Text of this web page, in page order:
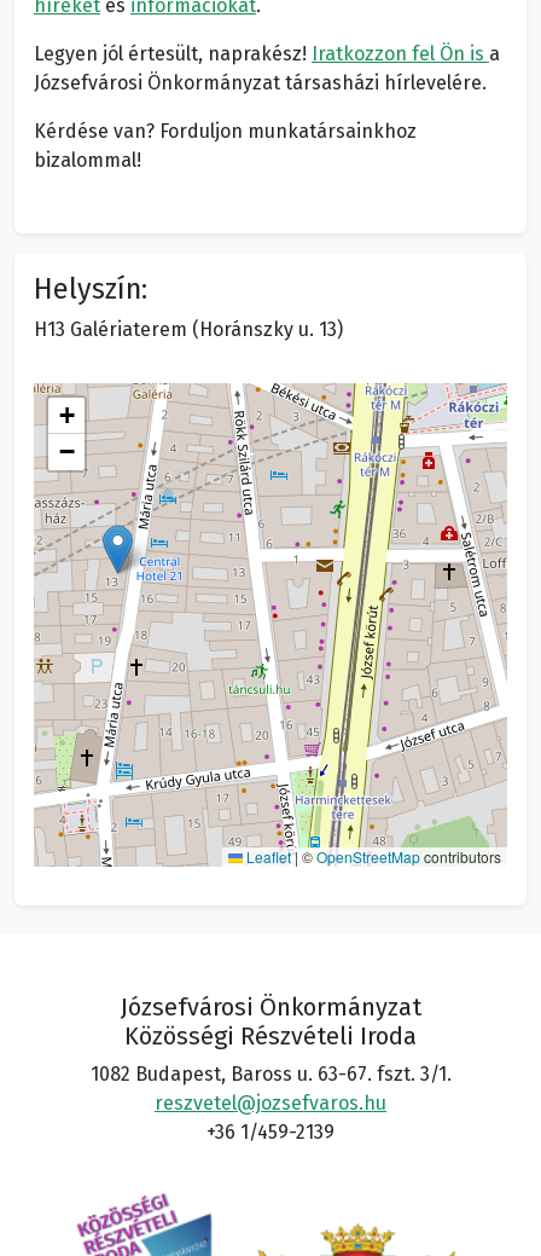
híreket és információkat.
Legyen jól értesült, naprakész! Iratkozzon fel Ön is a
Józsefvárosi Önkormányzat társasházi hírlevelére.
Kérdése van? Forduljon munkatársainkhoz
bizalommal!
Helyszín:
H13 Galériaterem (Horánszky u. 13)
+
−
Leaflet| ©OpenStreetMapcontributors
Józsefvárosi Önkormányzat
Közösségi Részvételi Iroda
1082 Budapest, Baross u. 63-67. fszt. 3/1.
reszvetel@jozsefvaros.hu
+36 1/459-2139